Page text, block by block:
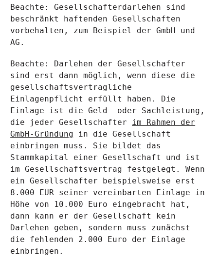
Beachte: Gesellschafterdarlehen sind
beschränkt haftenden Gesellschaften
vorbehalten, zum Beispiel der GmbH und
AG.
Beachte: Darlehen der Gesellschafter
sind erst dann möglich, wenn diese die
gesellschaftsvertragliche
Einlagenpflicht erfüllt haben. Die
Einlage ist die Geld- oder Sachleistung,
die jeder Gesellschafter im Rahmen der
GmbH-Gründung in die Gesellschaft
einbringen muss. Sie bildet das
Stammkapital einer Gesellschaft und ist
im Gesellschaftsvertrag festgelegt. Wenn
ein Gesellschafter beispielsweise erst
8.000 EUR seiner vereinbarten Einlage in
Höhe von 10.000 Euro eingebracht hat,
dann kann er der Gesellschaft kein
Darlehen geben, sondern muss zunächst
die fehlenden 2.000 Euro der Einlage
einbringen.